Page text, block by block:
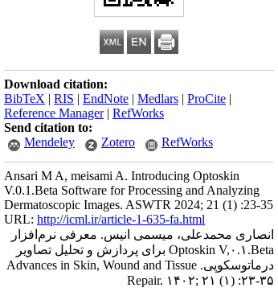
Download citation:
BibTeX | RIS | EndNote | Medlars | ProCite |
Reference Manager| RefWorks
Send citation to:
Mendeley
Zotero RefWorks
Ansari M A, meisami A. Introducing Optoskin
V.0.1.Beta Software for Processing and Analyzing
Dermatoscopic Images. ASWTR 2024; 21 (1) :23-35
URL: http://icml.ir/article-1-635-fa.html
انصاری محمدعلی، میسمی انیس. معرفی نرم‌افزار
Optoskin V,۰.۱.Beta برای پردازش و تحلیل تصاویر
درماتوسکوپی. Advances in Skin, Wound and Tissue
Repair. ۱۴۰۲; ۲۱ (۱) :۲۳-۳۵